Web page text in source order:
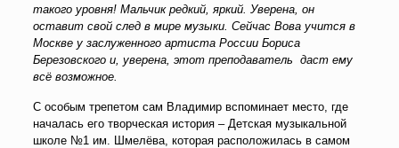
такого уровня! Мальчик редкий, яркий. Уверена, он
оставит свой след в мире музыки. Сейчас Вова учится в
Москве у заслуженного артиста России Бориса
Березовского и, уверена, этот преподаватель даст ему
всё возможное.
С особым трепетом сам Владимир вспоминает место, где
началась его творческая история – Детская музыкальной
школе №1 им. Шмелёва, которая расположилась в самом